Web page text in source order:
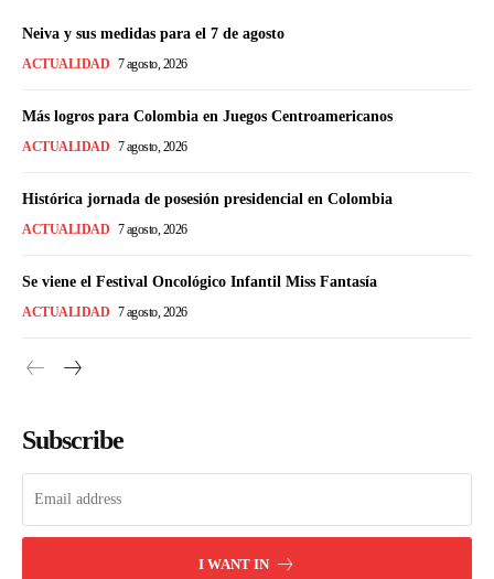
Neiva y sus medidas para el 7 de agosto
ACTUALIDAD 7 agosto, 2026
Más logros para Colombia en Juegos Centroamericanos
ACTUALIDAD 7 agosto, 2026
Histórica jornada de posesión presidencial en Colombia
ACTUALIDAD 7 agosto, 2026
Se viene el Festival Oncológico Infantil Miss Fantasía
ACTUALIDAD 7 agosto, 2026
Subscribe
I WANT IN